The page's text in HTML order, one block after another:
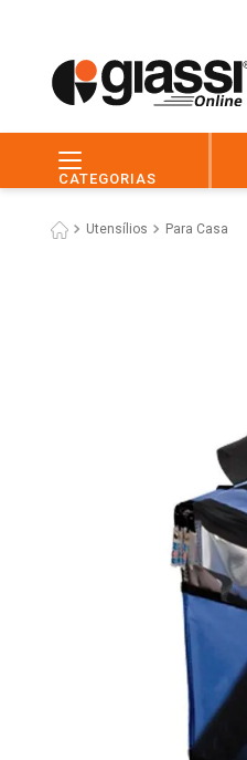
CATEGORIAS
Utensílios Para Casa